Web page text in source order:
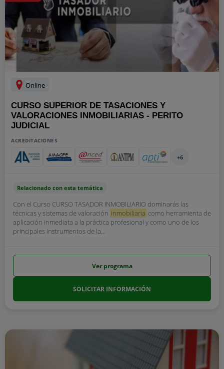
Online
CURSO SUPERIOR DE TASACIONES Y
VALORACIONES INMOBILIARIAS - PERITO
JUDICIAL
ACREDITACIONES
+6
Relacionado con esta temática
Con el Curso CURSO TASADOR INMOBILIARIO dominarás las
técnicas y sistemas de valoración inmobiliaria como herramienta de
aplicación inmediata a la práctica profesional y como uno de los
principales instrumentos de la...
Ver programa
SOLICITAR INFORMACIÓN